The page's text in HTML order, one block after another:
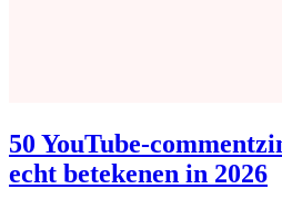
50 YouTube-
echt betekenen in 2026